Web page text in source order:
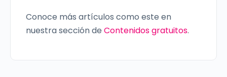
Conoce más artículos como este en
nuestra sección de Contenidos gratuitos.